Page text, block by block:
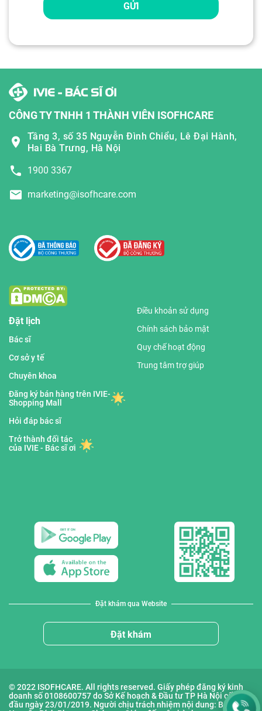
GỬI
CÔNG TY TNHH 1 THÀNH VIÊN ISOFHCARE
Tầng 3, số 35 Nguyễn Đình Chiểu, Lê Đại Hành,
Hai Bà Trưng, Hà Nội
1900 3367
marketing@isofhcare.com
Đặt lịch
Bác sĩ
Cơ sở y tế
Chuyên khoa
Đăng ký bán hàng trên IVIE-
Shopping Mall
Hỏi đáp bác sĩ
Trở thành đối tác
của IVIE - Bác sĩ ơi
Điều khoản sử dụng
Chính sách bảo mật
Quy chế hoạt động
Trung tâm trợ giúp
Đặt khám qua Website
Đặt khám
© 2022 ISOFHCARE. All rights reserved. Giấy phép đăng ký kinh
doanh số 0108600757 do Sở Kế hoạch & Đầu tư TP Hà Nội cấp lần
đầu ngày 23/01/2019. Người chịu trách nhiệm nội dung: Bà